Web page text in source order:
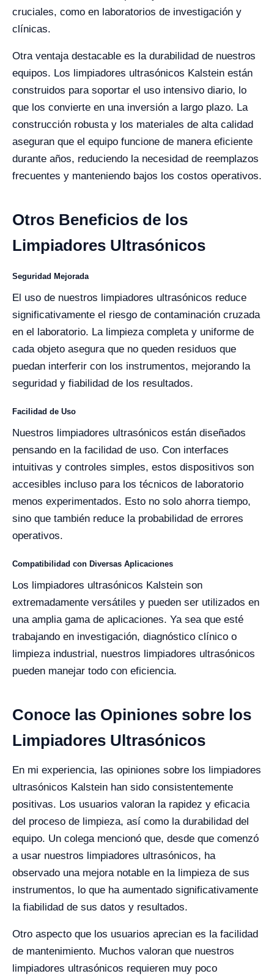
cruciales, como en laboratorios de investigación y
clínicas.
Otra ventaja destacable es la durabilidad de nuestros
equipos. Los limpiadores ultrasónicos Kalstein están
construidos para soportar el uso intensivo diario, lo
que los convierte en una inversión a largo plazo. La
construcción robusta y los materiales de alta calidad
aseguran que el equipo funcione de manera eficiente
durante años, reduciendo la necesidad de reemplazos
frecuentes y manteniendo bajos los costos operativos.
Otros Beneficios de los
Limpiadores Ultrasónicos
Seguridad Mejorada
El uso de nuestros limpiadores ultrasónicos reduce
significativamente el riesgo de contaminación cruzada
en el laboratorio. La limpieza completa y uniforme de
cada objeto asegura que no queden residuos que
puedan interferir con los instrumentos, mejorando la
seguridad y fiabilidad de los resultados.
Facilidad de Uso
Nuestros limpiadores ultrasónicos están diseñados
pensando en la facilidad de uso. Con interfaces
intuitivas y controles simples, estos dispositivos son
accesibles incluso para los técnicos de laboratorio
menos experimentados. Esto no solo ahorra tiempo,
sino que también reduce la probabilidad de errores
operativos.
Compatibilidad con Diversas Aplicaciones
Los limpiadores ultrasónicos Kalstein son
extremadamente versátiles y pueden ser utilizados en
una amplia gama de aplicaciones. Ya sea que esté
trabajando en investigación, diagnóstico clínico o
limpieza industrial, nuestros limpiadores ultrasónicos
pueden manejar todo con eficiencia.
Conoce las Opiniones sobre los
Limpiadores Ultrasónicos
En mi experiencia, las opiniones sobre los limpiadores
ultrasónicos Kalstein han sido consistentemente
positivas. Los usuarios valoran la rapidez y eficacia
del proceso de limpieza, así como la durabilidad del
equipo. Un colega mencionó que, desde que comenzó
a usar nuestros limpiadores ultrasónicos, ha
observado una mejora notable en la limpieza de sus
instrumentos, lo que ha aumentado significativamente
la fiabilidad de sus datos y resultados.
Otro aspecto que los usuarios aprecian es la facilidad
de mantenimiento. Muchos valoran que nuestros
limpiadores ultrasónicos requieren muy poco